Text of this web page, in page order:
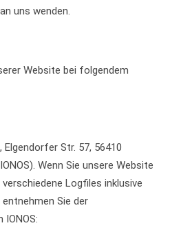
uns wenden.
Website bei folgendem
Elgendorfer Str. 57, 56410
Wenn Sie unsere Website
Logfiles inklusive
Sie der